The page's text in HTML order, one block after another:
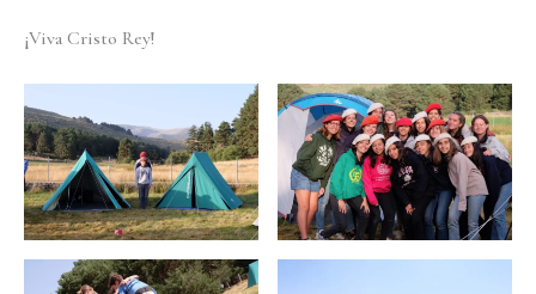
¡Viva Cristo Rey!